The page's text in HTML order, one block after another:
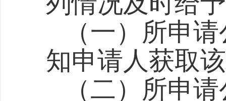
（一）所申
知申请人获取
（二）所申